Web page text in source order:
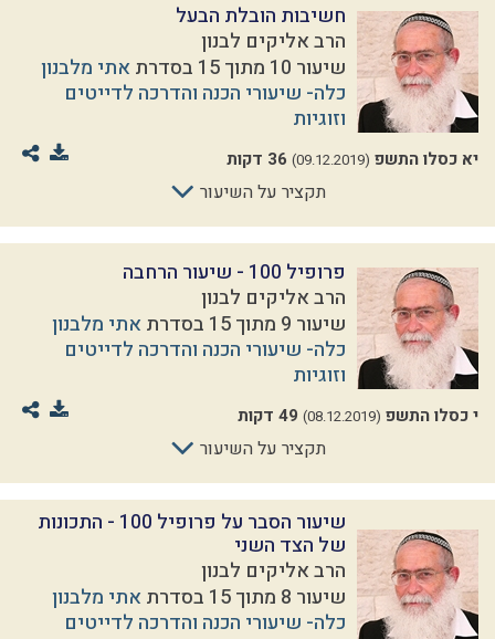
חשיבות הובלת הבעל
הרב אליקים לבנון
שיעור 10 מתוך 15 בסדרת
אתי מלבנון
כלה- שיעורי הכנה והדרכה לדייטים
וזוגיות
יא כסלו התשפ (09.12.2019) 36 דקות
תקציר על השיעור
פרופיל 100 - שיעור הרחבה
הרב אליקים לבנון
שיעור 9 מתוך 15 בסדרת
אתי מלבנון
כלה- שיעורי הכנה והדרכה לדייטים
וזוגיות
י כסלו התשפ (08.12.2019) 49 דקות
תקציר על השיעור
שיעור הסבר על פרופיל 100 - התכונות
של הצד השני
הרב אליקים לבנון
שיעור 8 מתוך 15 בסדרת
אתי מלבנון
כלה- שיעורי הכנה והדרכה לדייטים